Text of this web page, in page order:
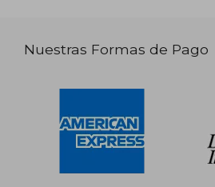
Nuestras Formas de Pago